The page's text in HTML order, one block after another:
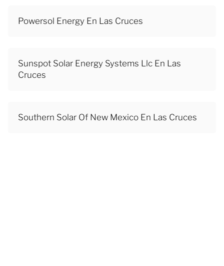
Powersol Energy En Las Cruces
Sunspot Solar Energy Systems Llc En Las
Cruces
Southern Solar Of New Mexico En Las Cruces